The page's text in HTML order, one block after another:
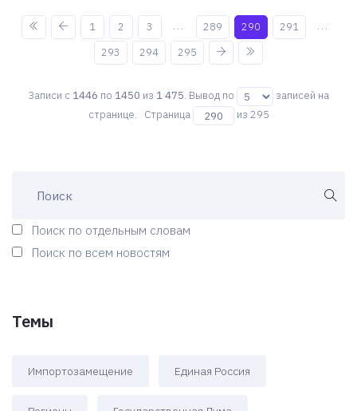
1 2 3 ... 289 290 291
...
293
294 295
Записи с 1446 по 1450 из 1 475. Вывод по
записей на
странице. Страница
из 295
Поиск по отдельным словам
Поиск по всем новостям
Темы
Импортозамещение Единая Россия